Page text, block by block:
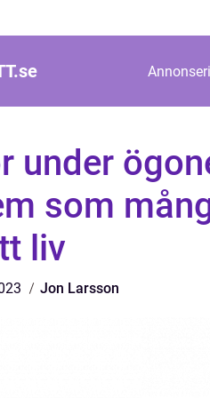
se
under
som
liv
Jon Larsson